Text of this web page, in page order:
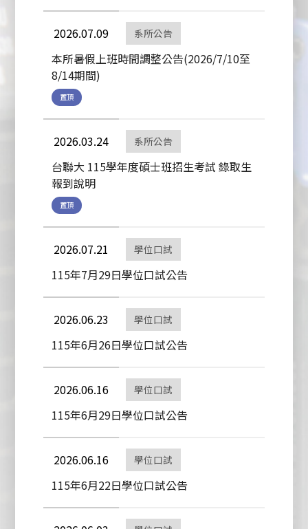
2026.07.09 系所公告
本所暑假上班時間調整公告(2026/7/10至
8/14期間)
置頂
2026.03.24 系所公告
台聯大 115學年度碩士班招生考試 錄取生
報到說明
置頂
2026.07.21 學位口試
115年7月29日學位口試公告
2026.06.23 學位口試
115年6月26日學位口試公告
2026.06.16 學位口試
115年6月29日學位口試公告
2026.06.16 學位口試
115年6月22日學位口試公告